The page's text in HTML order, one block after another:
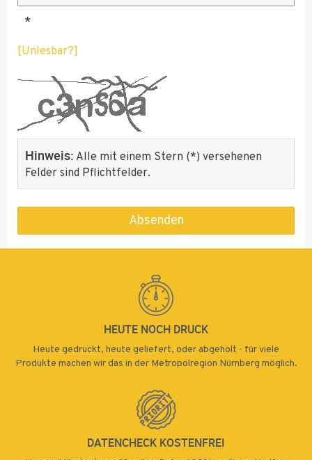
*
[Unlesbar?]
Hinweis: Alle mit einem Stern (*) versehenen
Felder sind Pflichtfelder.
Absenden
HEUTE NOCH DRUCK
Heute gedruckt, heute geliefert, oder abgeholt - für viele
Produkte machen wir das in der Metropolregion Nürnberg möglich.
DATENCHECK KOSTENFREI